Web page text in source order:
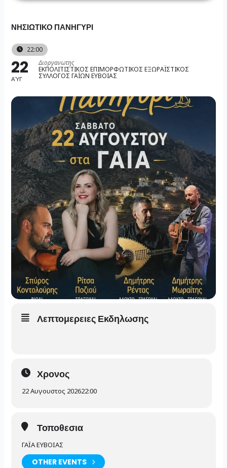
content
ΝΗΣΙΩΤΙΚΟ ΠΑΝΗΓΥΡΙ
22:00
22
ΑΎΓ
Διοργανωτης
ΕΚΠΟΛΙΤΙΣΤΙΚΟΣ ΕΠΙΜΟΡΦΩΤΙΚΟΣ ΕΞΩΡΑΪΣΤΙΚΟΣ
ΣΥΛΛΟΓΟΣ ΓΑΪΩΝ ΕΥΒΟΙΑΣ
Λεπτομερειες Εκδηλωσης
Χρονος
22 Αυγουστος 202622:00
Τοποθεσια
ΓΑΪΑ ΕΥΒΟΙΑΣ
OTHER EVENTS